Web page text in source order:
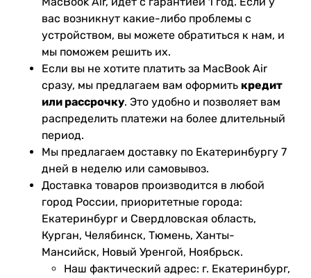
вас возникнут какие-либо проблемы с
устройством, вы можете обратиться к нам, и
мы поможем решить их.
Если вы не хотите платить за MacBook Air
сразу, мы предлагаем вам оформить кредит
или рассрочку. Это удобно и позволяет вам
распределить платежи на более длительный
период.
Мы предлагаем доставку по Екатеринбургу 7
дней в неделю или самовывоз.
Доставка товаров производится в любой
город России, приоритетные города:
Екатеринбург и Свердловская область,
Курган, Челябинск, Тюмень, Ханты-
Мансийск, Новый Уренгой, Ноябрьск.
Наш фактический адрес: г. Екатеринбург,